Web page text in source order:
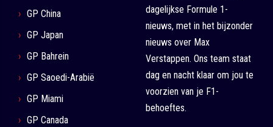
GP China
GP Japan
GP Bahrein
GP Saoedi-Arabië
GP Miami
GP Canada
dagelijkse Formule 1-
nieuws, met in het bijzonder
nieuws over Max
Verstappen. Ons team staat
dag en nacht klaar om jou te
voorzien van je F1-
behoeftes.